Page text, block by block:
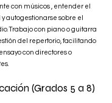
con músicos , entender el
autogestionarse sobre el
con piano o guitarra
del repertorio, facilitando
con directores o
(Grados 5 a 8)